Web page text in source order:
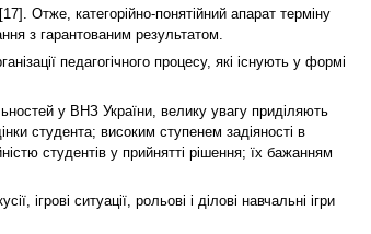
Отже, категорійно-понятійний апарат терміну
з гарантованим результатом.
педагогічного процесу, які існують у формі
у ВНЗ України, велику увагу приділяють
студента; високим ступенем задіяності в
студентів у прийнятті рішення; їх бажанням
ігрові ситуації, рольові і ділові навчальні ігри